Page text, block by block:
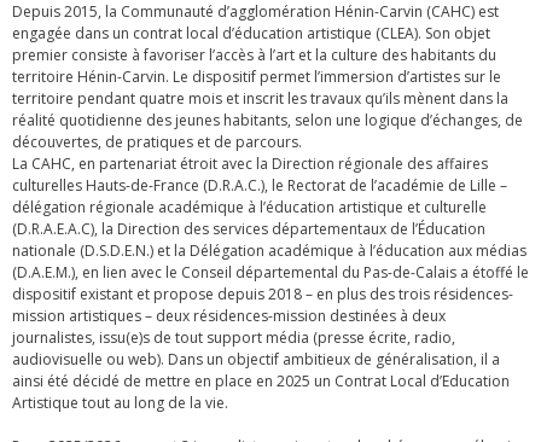
Depuis 2015, la Communauté d’agglomération Hénin-Carvin (CAHC) est
engagée dans un contrat local d’éducation artistique (CLEA). Son objet
premier consiste à favoriser l’accès à l’art et la culture des habitants du
territoire Hénin-Carvin. Le dispositif permet l’immersion d’artistes sur le
territoire pendant quatre mois et inscrit les travaux qu’ils mènent dans la
réalité quotidienne des jeunes habitants, selon une logique d’échanges, de
découvertes, de pratiques et de parcours.
La CAHC, en partenariat étroit avec la Direction régionale des affaires
culturelles Hauts-de-France (D.R.A.C.), le Rectorat de l’académie de Lille –
délégation régionale académique à l’éducation artistique et culturelle
(D.R.A.E.A.C), la Direction des services départementaux de l’Éducation
nationale (D.S.D.E.N.) et la Délégation académique à l’éducation aux médias
(D.A.E.M.), en lien avec le Conseil départemental du Pas-de-Calais a étoffé le
dispositif existant et propose depuis 2018 – en plus des trois résidences-
mission artistiques – deux résidences-mission destinées à deux
journalistes, issu(e)s de tout support média (presse écrite, radio,
audiovisuelle ou web). Dans un objectif ambitieux de généralisation, il a
ainsi été décidé de mettre en place en 2025 un Contrat Local d’Education
Artistique tout au long de la vie.